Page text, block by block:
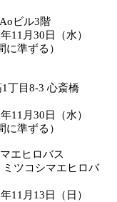
ビル3階
月30日（水）
準ずる）
目8-3 心斎橋
月30日（水）
に準ずる）
エヒロバス
ツコシマエヒロバ
月13日（日）